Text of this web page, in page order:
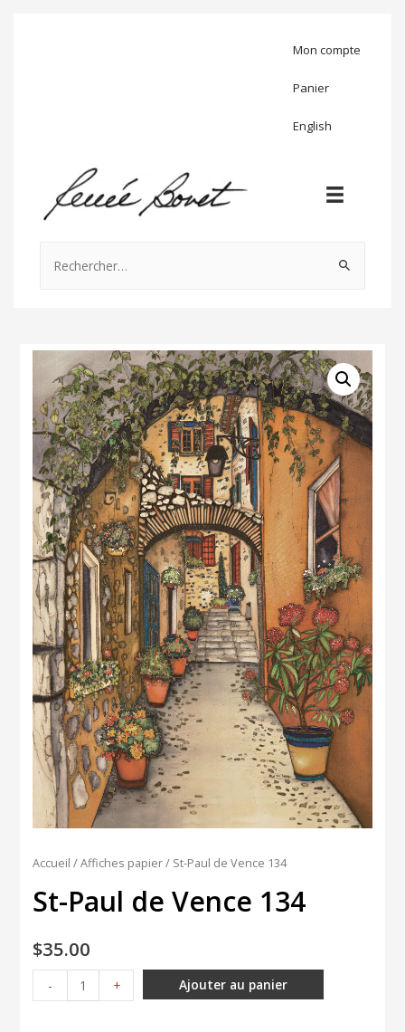
Mon compte
Panier
English
Accueil /Affiches papier/ St-Paul de Vence 134
St-Paul de Vence 134
$35.00
-
de
+ Ajouter au panier